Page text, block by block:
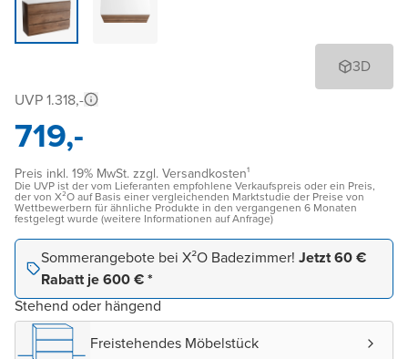
3D
UVP 1.318,-
719,-
Preis inkl. 19% MwSt. zzgl. Versandkosten¹
Die UVP ist der vom Lieferanten empfohlene Verkaufspreis oder ein Preis,
der von X²O auf Basis einer vergleichenden Marktstudie der Preise von
Wettbewerbern für ähnliche Produkte in den vergangenen 6 Monaten
festgelegt wurde (weitere Informationen auf Anfrage)
Sommerangebote bei X²O Badezimmer! Jetzt 60 €
Rabatt je 600 € *
Stehend oder hängend
Freistehendes Möbelstück